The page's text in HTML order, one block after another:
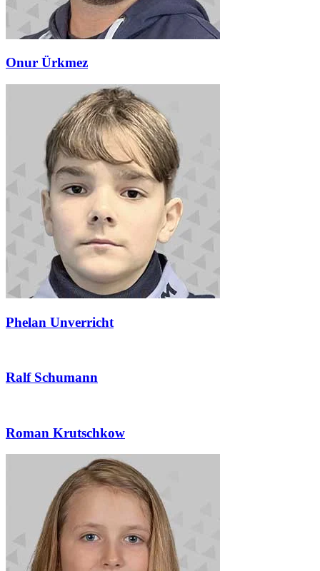
Onur Ürkmez
Phelan Unverricht
Ralf Schumann
Roman Krutschkow